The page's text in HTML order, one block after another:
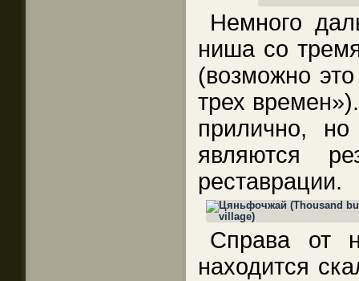
Немного
ниша со
(возможно
трех
прилично, но
являются
реставрации.
Справа от
находится